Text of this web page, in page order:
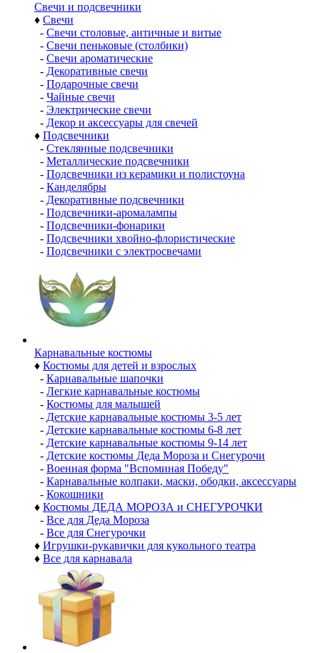
Свечи и подсвечники
♦ Свечи
- Свечи столовые, античные и витые
- Свечи пеньковые (столбики)
- Свечи ароматические
- Декоративные свечи
- Подарочные свечи
- Чайные свечи
- Электрические свечи
- Декор и аксессуары для свечей
♦ Подсвечники
- Стеклянные подсвечники
- Металлические подсвечники
- Подсвечники из керамики и полистоуна
- Канделябры
- Декоративные подсвечники
- Подсвечники-аромалампы
- Подсвечники-фонарики
- Подсвечники хвойно-флористические
- Подсвечники с электросвечами
Карнавальные костюмы
♦ Костюмы для детей и взрослых
- Карнавальные шапочки
- Легкие карнавальные костюмы
- Костюмы для малышей
- Детские карнавальные костюмы 3-5 лет
- Детские карнавальные костюмы 6-8 лет
- Детские карнавальные костюмы 9-14 лет
- Детские костюмы Деда Мороза и Снегурочи
- Военная форма "Вспоминая Победу"
- Карнавальные колпаки, маски, ободки, аксессуары
- Кокошники
♦ Костюмы ДЕДА МОРОЗА и СНЕГУРОЧКИ
- Все для Деда Мороза
- Все для Снегурочки
♦ Игрушки-рукавички для кукольного театра
♦ Все для карнавала